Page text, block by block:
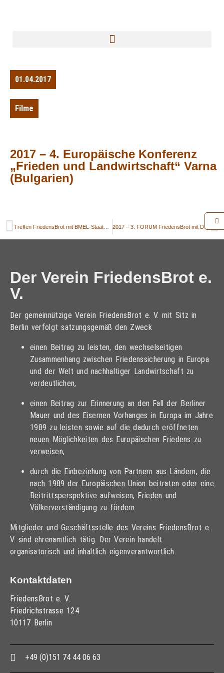
01.04.2017
Filme
2017 – 4. Europäische Konferenz
„Frieden und Landwirtschaft“ Varna
(Bulgarien)
2017 – 3. FORUM FriedensBrot mit Dr. Hermann Onko Aeikens, Anne Heinlein und Göran Gnaudschun​
Der Verein FriedensBrot e.
V.
Der gemeinnützige Verein FriedensBrot e. V. mit Sitz in
Berlin verfolgt satzungsgemäß den Zweck
einen Beitrag zu leisten, den wechselseitigen
Zusammenhang zwischen Friedenssicherung in Europa
und der Welt und nachhaltiger Landwirtschaft zu
verdeutlichen,
einen Beitrag zur Erinnerung an den Fall der Berliner
Mauer und des Eisernen Vorhanges in Europa im Jahre
1989 zu leisten sowie auf die dadurch eröffneten
neuen Möglichkeiten des Europäischen Friedens zu
verweisen,
durch die Einbeziehung von Partnern aus Ländern, die
nach 1989 der Europäischen Union beitraten oder eine
Beitrittsperspektive aufweisen, Frieden und
Völkerverständigung zu fördern.
Mitglieder und Geschäftsstelle des Vereins FriedensBrot e.
V. sind ehrenamtlich tätig. Der Verein handelt
organisatorisch und inhaltlich eigenverantwortlich.
Kontaktdaten
FriedensBrot e. V.
Friedrichstrasse 124
10117 Berlin
+49 (0)151 74 44 06 63